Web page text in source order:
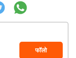
फॉलो